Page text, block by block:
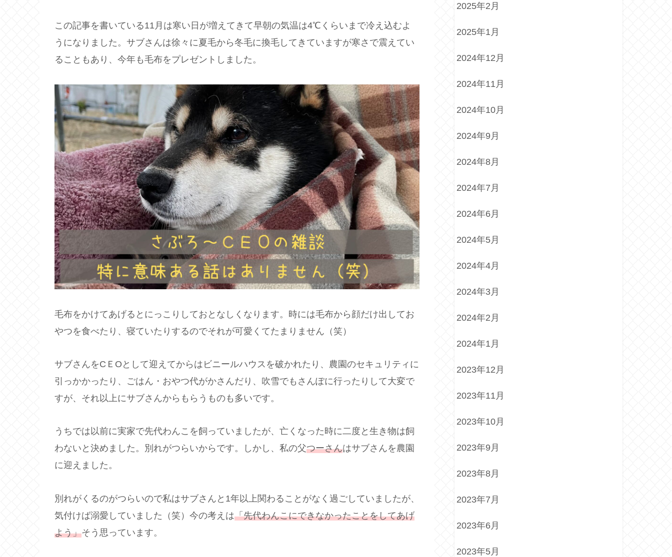
この記事を書いている11月は寒い日が増えてきて早朝の気温は4℃くらいまで冷え込むよ
うになりました。サブさんは徐々に夏毛から冬毛に換毛してきていますが寒さで震えてい
ることもあり、今年も毛布をプレゼントしました。
毛布をかけてあげるとにっこりしておとなしくなります。時には毛布から顔だけ出してお
やつを食べたり、寝ていたりするのでそれが可愛くてたまりません（笑）
サブさんをCＥОとして迎えてからはビニールハウスを破かれたり、農園のセキュリティに
引っかかったり、ごはん・おやつ代がかさんだり、吹雪でもさんぽに行ったりして大変で
すが、それ以上にサブさんからもらうものも多いです。
うちでは以前に実家で先代わんこを飼っていましたが、亡くなった時に二度と生き物は飼
わないと決めました。別れがつらいからです。しかし、私の父つーさんはサブさんを農園
に迎えました。
別れがくるのがつらいので私はサブさんと1年以上関わることがなく過ごしていましたが、
気付けば溺愛していました（笑）今の考えは「先代わんこにできなかったことをしてあげ
よう」そう思っています。
2025年2月
2025年1月
2024年12月
2024年11月
2024年10月
2024年9月
2024年8月
2024年7月
2024年6月
2024年5月
2024年4月
2024年3月
2024年2月
2024年1月
2023年12月
2023年11月
2023年10月
2023年9月
2023年8月
2023年7月
2023年6月
2023年5月